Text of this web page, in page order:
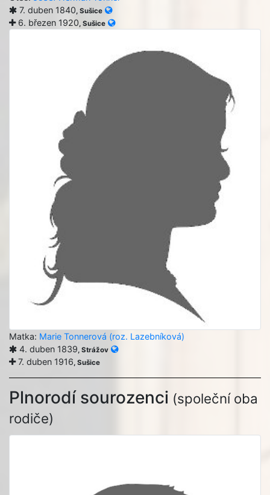
7. duben 1840, Sušice
6. březen 1920, Sušice
Matka: Marie Tonnerová (roz. Lazebníková)
4. duben 1839 , Strážov
7. duben 1916 , Sušice
Plnorodí sourozenci (společní oba
rodiče)